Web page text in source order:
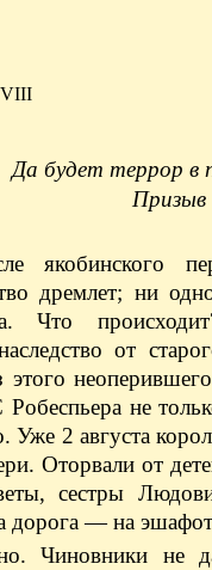
VIII
Да будет террор в
Призыв
якобинского
дремлет; ни
Что
от
не
Уже 2 августа
Оторвали от
сестры
дорога — на
Чиновники не